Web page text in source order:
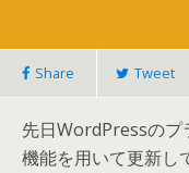
Share Tweet
先日WordPressの
機能を用いて更新し